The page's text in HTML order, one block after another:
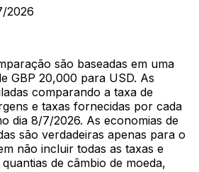
2026
são baseadas em uma
GBP 20,000 para USD. As
comparando a taxa de
e taxas fornecidas por cada
dia 8/7/2026. As economias de
são verdadeiras apenas para o
não incluir todas as taxas e
de câmbio de moeda,